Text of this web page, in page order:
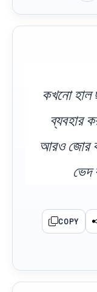
কখনো হাল
ব্যবহার
আরও জোর
ভেদ
COPY